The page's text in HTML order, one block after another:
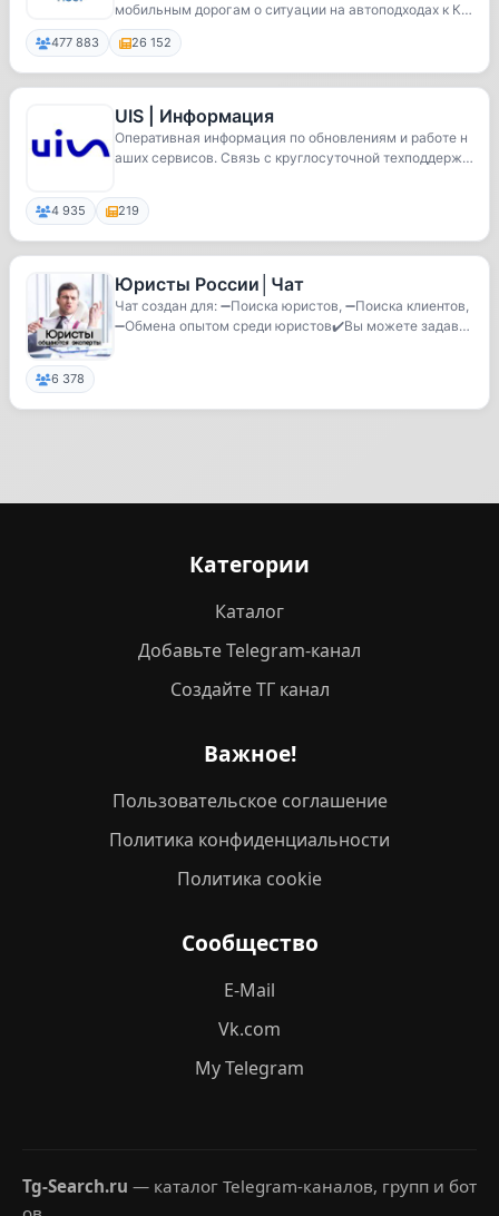
мобильным дорогам о ситуации на автоподходах к К
р...
477 883 26 152
UIS | Информация
Оперативная информация по обновлениям и работе н
аших сервисов. Связь с круглосуточной техподдерж
4 935 219
Юристы России│Чат
Чат создан для: ➖Поиска юристов, ➖Поиска клиентов,
➖Обмена опытом среди юристов✔️Вы можете задав
6 378
Категории
Каталог
Добавьте Telegram-канал
Создайте ТГ канал
Важное!
Пользовательское соглашение
Политика конфиденциальности
Политика cookie
Сообщество
E-Mail
Vk.com
My Telegram
Tg-Search.ru — каталог Telegram-каналов, групп и бот